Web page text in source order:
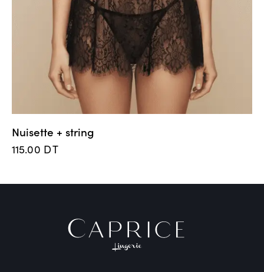
Nuisette + string
115.00 DT